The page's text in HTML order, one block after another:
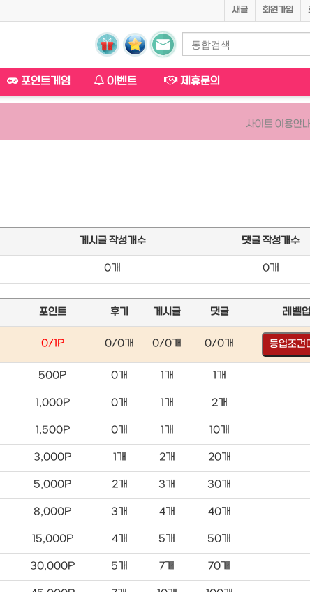
새글 회원가입
포인트게임 이벤트 제휴문의
사이트 이용안
게시글 작성개수 댓글 작성개수
0개 0개
포인트 후기 게시글 댓글 레벨
0/1P 0/0개 0/0개 0/0개 등업조건
500P 0개 1개 1개
1,000P 0개 1개 2개
1,500P 0개 1개 10개
3,000P 1개 2개 20개
5,000P 2개 3개 30개
8,000P 3개 4개 40개
15,000P 4개 5개 50개
30,000P 5개 7개 70개